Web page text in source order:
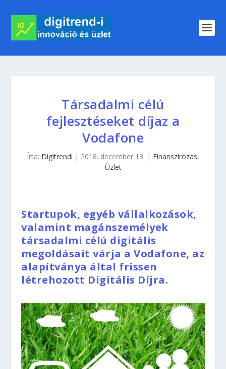
Társadalmi célú
fejlesztéseket díjaz a
Vodafone
Írta: Digitrendi | 2018. december 13. | Finanszírozás,
Üzlet
Startupok, egyéb vállalkozások,
valamint magánszemélyek
társadalmi célú digitális
megoldásait várja a Vodafone, az
alapítványa által frissen
létrehozott Digitális Díjra.